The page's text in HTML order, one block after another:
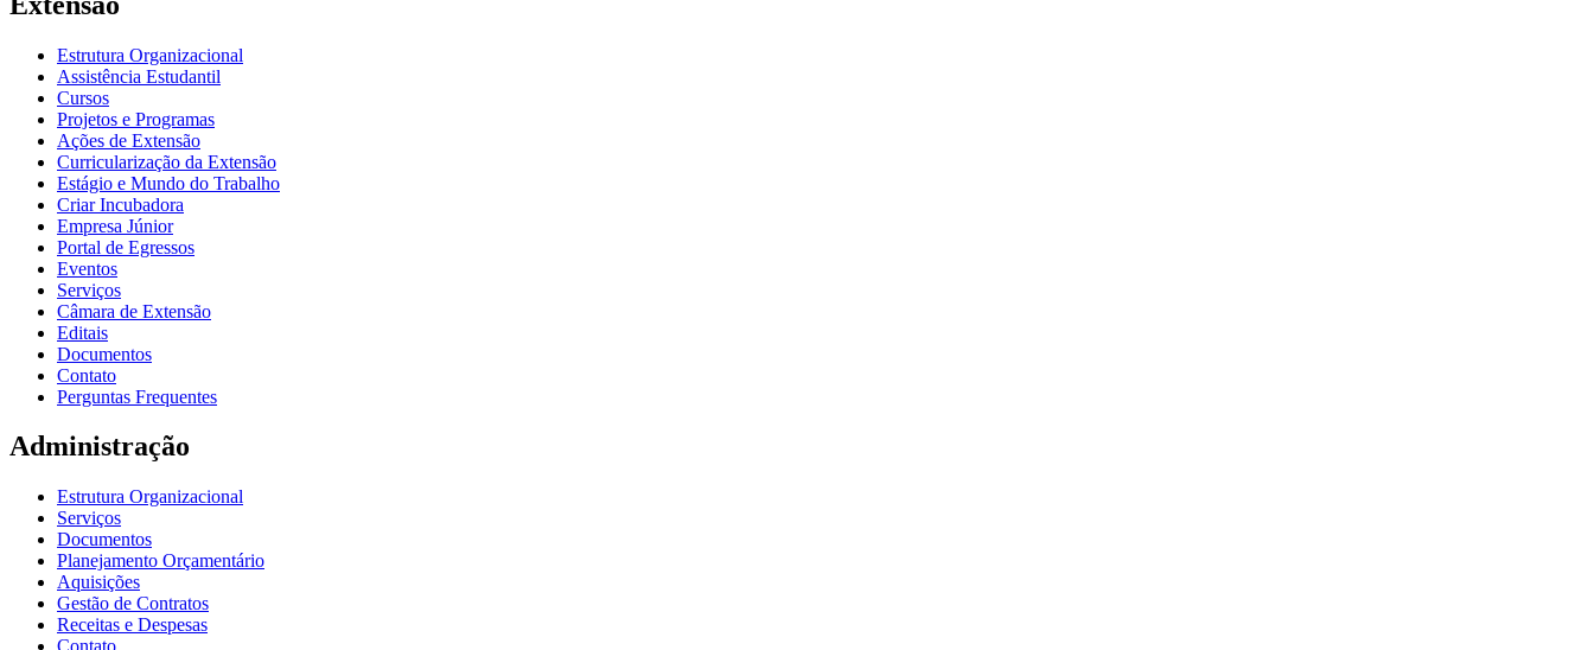
Estrutura Organizacional
Assistência Estudantil
Cursos
Projetos e Programas
Ações de Extensão
Curricularização da Extensão
Estágio e Mundo do Trabalho
Criar Incubadora
Empresa Júnior
Portal de Egressos
Eventos
Serviços
Câmara de Extensão
Editais
Documentos
Contato
Perguntas Frequentes
Administração
Estrutura Organizacional
Serviços
Documentos
Planejamento Orçamentário
Aquisições
Gestão de Contratos
Receitas e Despesas